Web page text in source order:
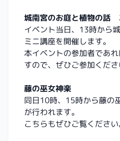
城南宮のお庭と植物の話
イベント当日、13時から
ミニ講座を開催します。
本イベントの参加者であ
すので、ぜひご参加くださ
藤の巫女神楽
同日10時、15時から藤の
が行われます。
こちらもぜひご覧ください